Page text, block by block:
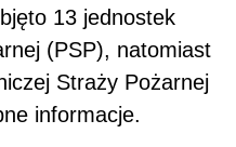
13 jednostek
(PSP), natomiast
Straży Pożarnej
informacje.